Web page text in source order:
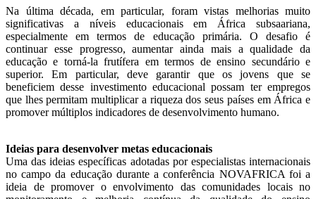
Na última década, em particular, foram vistas melhorias muito
significativas a níveis educacionais em África subsaariana,
especialmente em termos de educação primária. O desafio é
continuar esse progresso, aumentar ainda mais a qualidade da
educação e torná-la frutífera em termos de ensino secundário e
superior. Em particular, deve garantir que os jovens que se
beneficiem desse investimento educacional possam ter empregos
que lhes permitam multiplicar a riqueza dos seus países em África e
promover múltiplos indicadores de desenvolvimento humano.
Ideias para desenvolver metas educacionais
Uma das ideias específicas adotadas por especialistas internacionais
no campo da educação durante a conferência NOVAFRICA foi a
ideia de promover o envolvimento das comunidades locais no